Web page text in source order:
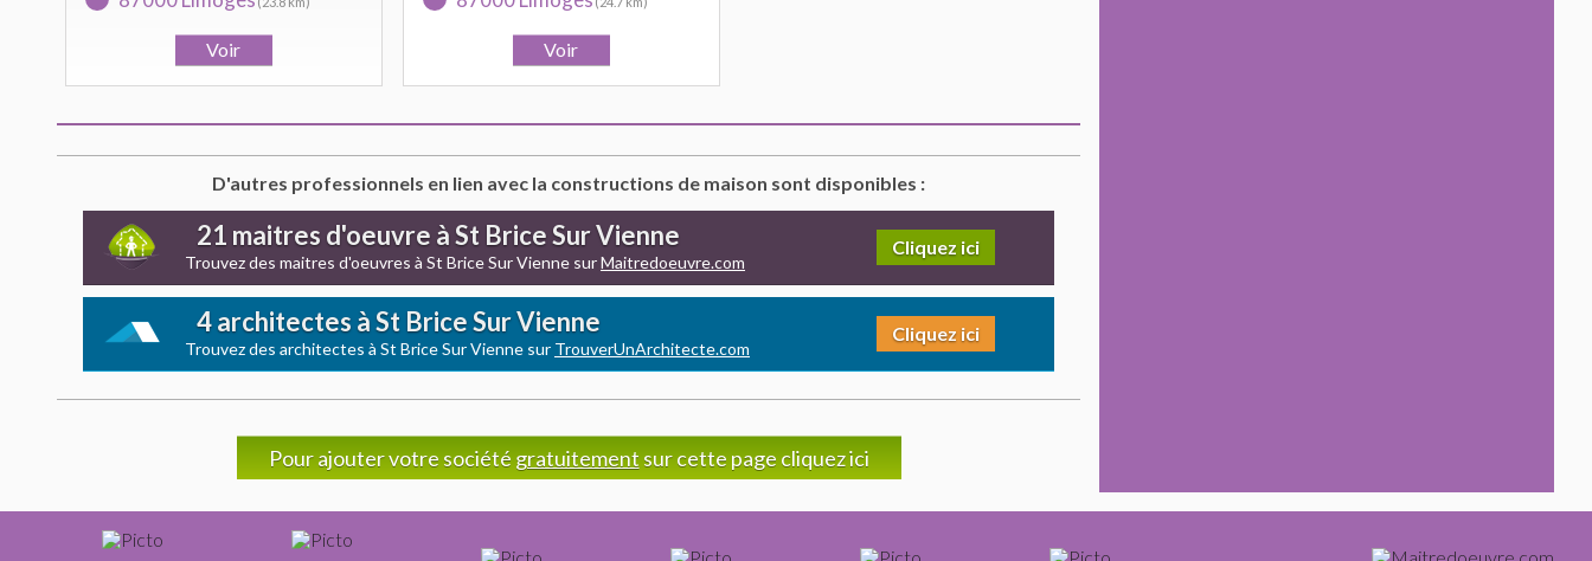
D'autres professionnels en lien avec la constructions de maison sont disponibles :
21 maitres d'oeuvre à St Brice Sur Vienne
Trouvez des maitres d'oeuvres à St Brice Sur Vienne surMaitredoeuvre.com
Cliquez ici
4 architectes à St Brice Sur Vienne
Trouvez des architectes à St Brice Sur Vienne sur TrouverUnArchitecte.com
Cliquez ici
Pour ajouter votre société gratuitement sur cette page cliquez ici